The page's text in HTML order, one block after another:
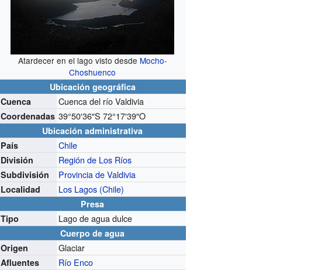
Atardecer en el lago visto desde Mocho-
Choshuenco
Ubicación geográfica
Cuenca
Cuenca del río Valdivia
Coordenadas 39°50′36″S 72°17′39″O
Ubicación administrativa
País
Chile
División Región de Los Ríos
Subdivisión Provincia de Valdivia
Localidad Los Lagos (Chile)
Presa
Tipo
Lago de agua dulce
Cuerpo de agua
Origen
Glaciar
Afluentes Río Enco